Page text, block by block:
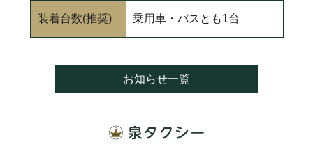
装着台数(推奨) 乗用車・バスとも1台
お知らせ一覧